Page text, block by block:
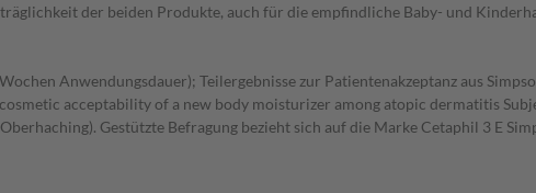
der beiden Produkte, auch für die empfindliche Baby- und
Anwendungsdauer); Teilergebnisse zur Patientenakzeptanz aus
acceptability of a new body moisturizer among atopic dermatitis
Gestützte Befragung bezieht sich auf die Marke Cetaphil 3 E